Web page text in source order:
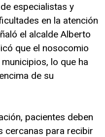
especialistas y
en la atención
el alcalde Alberto
que el nosocomio
lo que ha
de su
pacientes deben
cercanas para recibir